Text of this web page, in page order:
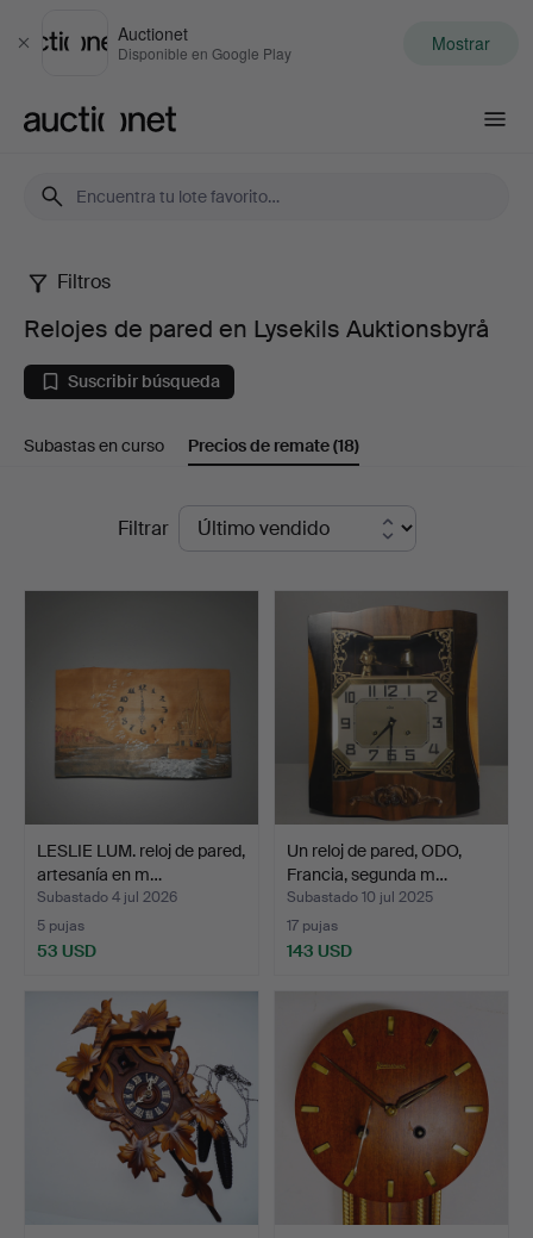
Cerrar
Auctionet
Disponible en Google Play Mostrar
Relojes
de
pared
en
Lysekils
Auktionsbyrå
Filtros
Relojes de pared en Lysekils Auktionsbyrå
Suscribir búsqueda
Subastas en curso Precios de remate(18)
Filtrar
LESLIE LUM. reloj de pared,
artesanía en m…
Subastado 4 jul 2026
5 pujas
53 USD
Un reloj de pared, ODO,
Francia, segunda m…
Subastado 10 jul 2025
17 pujas
143 USD